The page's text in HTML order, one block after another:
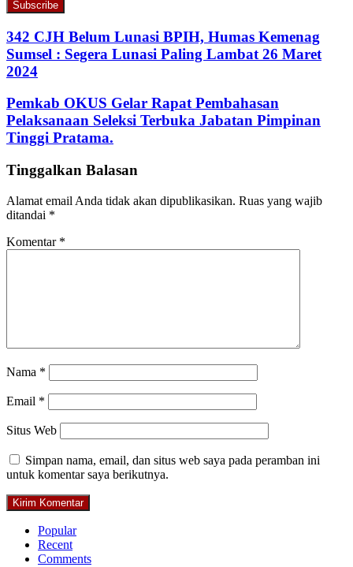
Email
address
342 CJH Belum Lunasi BPIH, Humas Kemenag
Sumsel : Segera Lunasi Paling Lambat 26 Maret
2024
Pemkab OKUS Gelar Rapat Pembahasan
Pelaksanaan Seleksi Terbuka Jabatan Pimpinan
Tinggi Pratama.
Tinggalkan Balasan
Alamat email Anda tidak akan dipublikasikan. Ruas yang wajib
ditandai *
Komentar *
Nama *
Email *
Situs Web
Simpan nama, email, dan situs web saya pada peramban ini
untuk komentar saya berikutnya.
Popular
Recent
Comments